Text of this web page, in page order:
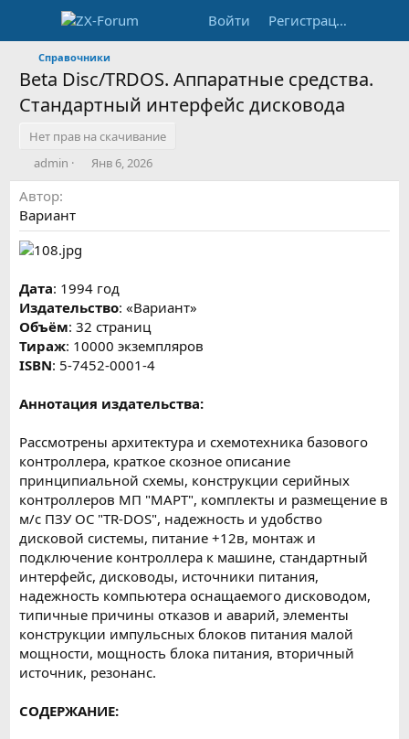
Войти Регистрация
Справочники
Beta Disc/TRDOS. Аппаратные средства.
Стандартный интерфейс дисковода
Нет прав на скачивание
А
в
т
о
р
admin
Д
а
с
а
н
и
я
Янв 6, 2026
Автор
Вариант
Дата: 1994 год
Издательство: «Вариант»
Объём: 32 страниц
Тираж: 10000 экземпляров
ISBN: 5-7452-0001-4
Аннотация издательства:
Рассмотрены архитектура и схемотехника базового
контроллера, краткое скозное описание
принципиальной схемы, конструкции серийных
контроллеров МП "МАРТ", комплекты и размещение в
м/c ПЗУ ОС "TR-DOS", надежность и удобство
дисковой системы, питание +12в, монтаж и
подключение контроллера к машине, стандартный
интерфейс, дисководы, источники питания,
надежность компьютера оснащаемого дисководом,
типичные причины отказов и аварий, элементы
конструкции импульсных блоков питания малой
мощности, мощность блока питания, вторичный
источник, резонанс.
СОДЕРЖАНИЕ: